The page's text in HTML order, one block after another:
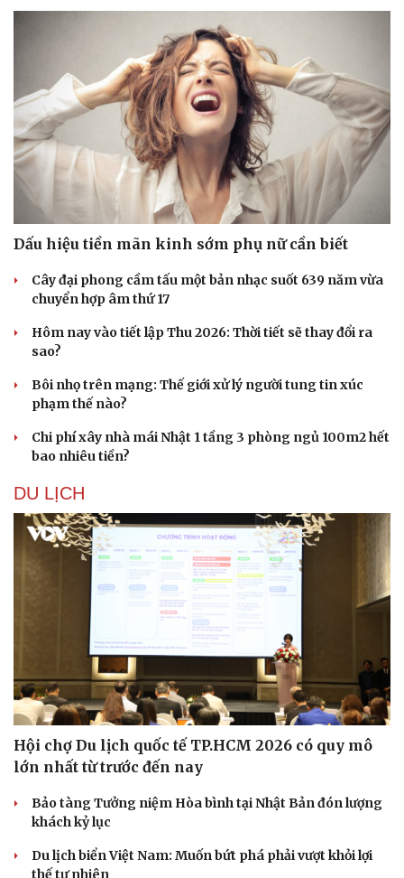
Sức khỏe
Dinh dưỡng - món ngon
Cây thuốc
Sản phụ khoa
Nhi khoa
Nam khoa
Phòng mạch online
Ăn sạch sống khỏe
Đời sống
Nhà đẹp
Blog
Tình yêu - Gia đình
Dấu hiệu tiền mãn kinh sớm phụ nữ cần biết
Cây đại phong cầm tấu một bản nhạc suốt 639 năm vừa
chuyển hợp âm thứ 17
Hôm nay vào tiết lập Thu 2026: Thời tiết sẽ thay đổi ra
sao?
Bôi nhọ trên mạng: Thế giới xử lý người tung tin xúc
phạm thế nào?
Chi phí xây nhà mái Nhật 1 tầng 3 phòng ngủ 100m2 hết
bao nhiêu tiền?
DU LỊCH
Hội chợ Du lịch quốc tế TP.HCM 2026 có quy mô
lớn nhất từ trước đến nay
Bảo tàng Tưởng niệm Hòa bình tại Nhật Bản đón lượng
khách kỷ lục
Du lịch biển Việt Nam: Muốn bứt phá phải vượt khỏi lợi
thế tự nhiên